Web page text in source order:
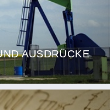
AUSDRÜCKE